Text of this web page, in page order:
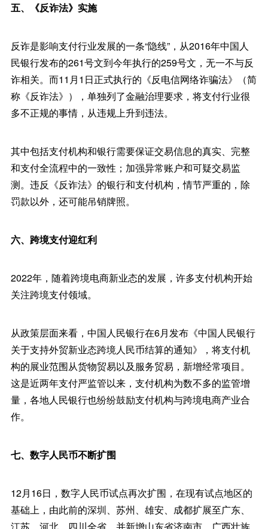
五、《反诈法》实施
反诈是影响支付行业发展的一条“隐线”，从2016年中国人
民银行发布的261号文到今年执行的259号文，无一不与反
诈相关。而11月1日正式执行的《反电信网络诈骗法》（简
称《反诈法》），单独列了金融治理要求，将支付行业很
多不正规的事情，从违规上升到违法。
其中包括支付机构和银行需要保证交易信息的真实、完整
和支付全流程中的一致性；加强异常账户和可疑交易监
测。违反《反诈法》的银行和支付机构，情节严重的，除
罚款以外，还可能吊销牌照。
六、跨境支付迎红利
2022年，随着跨境电商新业态的发展，许多支付机构开始
关注跨境支付领域。
从政策层面来看，中国人民银行在6月发布《中国人民银行
关于支持外贸新业态跨境人民币结算的通知》，将支付机
构的展业范围从货物贸易以及服务贸易，新增经常项目。
这是近两年支付严监管以来，支付机构为数不多的监管增
量，各地人民银行也纷纷鼓励支付机构与跨境电商产业合
作。
七、数字人民币不断扩围
12月16日，数字人民币试点再次扩围，在现有试点地区的
基础上，由此前的深圳、苏州、雄安、成都扩展至广东、